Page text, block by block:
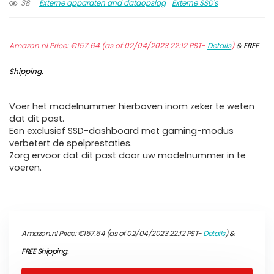
38
Externe apparaten and dataopslag Externe SSD's
Amazon.nl Price:€157.64 (as of 02/04/2023 22:12 PST- Details)&FREE
Shipping.
Voer het modelnummer hierboven inom zeker te weten
dat dit past.
Een exclusief SSD-dashboard met gaming-modus
verbetert de spelprestaties.
Zorg ervoor dat dit past door uw modelnummer in te
voeren.
Amazon.nl Price:€157.64(as of 02/04/2023 22:12 PST-Details)&
FREE Shipping.